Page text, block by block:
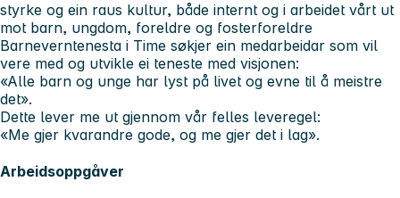
styrke og ein raus kultur, både internt og i arbeidet vårt ut
mot barn, ungdom, foreldre og fosterforeldre
Barneverntenesta i Time søkjer ein medarbeidar som vil
vere med og utvikle ei teneste med visjonen:
«Alle barn og unge har lyst på livet og evne til å meistre
det».
Dette lever me ut gjennom vår felles leveregel:
«Me gjer kvarandre gode, og me gjer det i lag».
Arbeidsoppgåver